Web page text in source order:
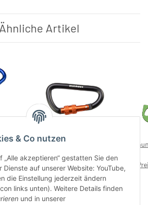
& Co nutzen
„Alle akzeptieren“ gestatten Sie den
Dienste auf unserer Website: YouTube,
die Einstellung jederzeit ändern
links unten). Weitere Details finden
und in unserer
Ähnliche Artikel
mit
€
Karabiner D-Form
Schraubverschluss – mit
Preisaufdruck 5,99 €
Preise nach Anmeldung
sichtbar